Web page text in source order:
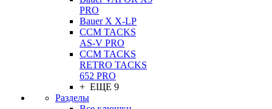
PRO
Bauer X X-LP
CCM TACKS
AS-V PRO
CCM TACKS
RETRO TACKS
652 PRO
+ ЕЩЕ 9
Разделы